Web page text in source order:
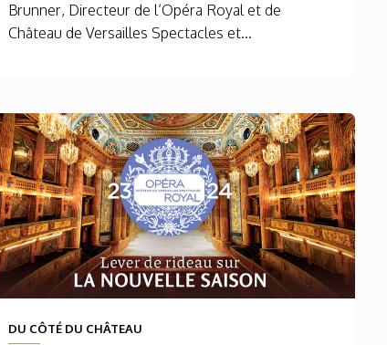
Brunner, Directeur de l’Opéra Royal et de
Château de Versailles Spectacles et...
DU CÔTÉ DU CHÂTEAU